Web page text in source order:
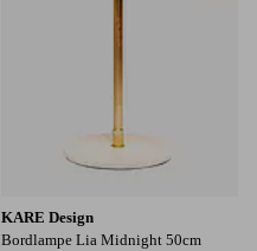
KARE Design
Bordlampe Lia Midnight 50cm